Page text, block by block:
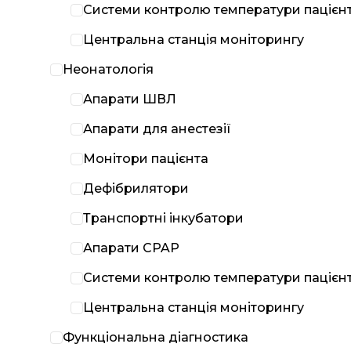
Системи контролю температури
Центральна станція моніторингу
Неонатологія
Апарати ШВЛ
Апарати для анестезії
Монітори пацієнта
Дефібрилятори
Транспортні інкубатори
Апарати CPAP
Системи контролю температури
Центральна станція моніторингу
Функціональна діагностика